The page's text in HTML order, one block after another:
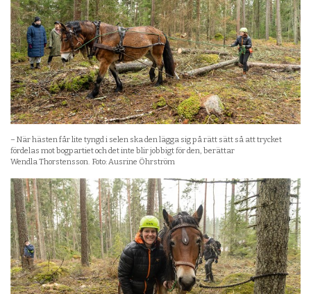
– När hästen får lite tyngd i selen ska den lägga sig på rätt sätt så att trycket
fördelas mot bogpartiet och det inte blir jobbigt för den, berättar
Wendla Thorstensson. Foto: Ausrine Öhrström